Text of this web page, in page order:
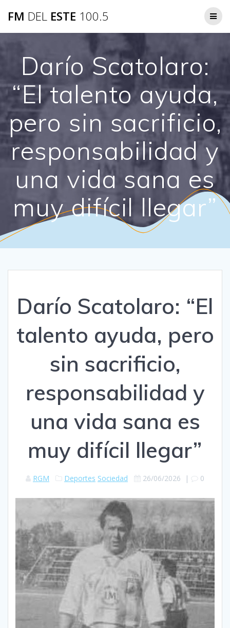
FM DEL ESTE 100.5
Darío Scatolaro:
“El talento ayuda,
pero sin sacrificio,
responsabilidad y
una vida sana es
muy difícil llegar”
Darío Scatolaro: “El
talento ayuda, pero
sin sacrificio,
responsabilidad y
una vida sana es
muy difícil llegar”
RGM Deportes Sociedad 26/06/2026 | 0